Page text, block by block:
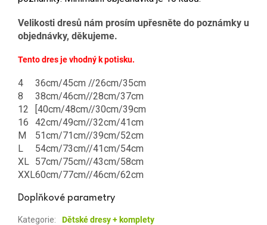
Velikosti dresů nám prosím upřesněte do poznámky u
objednávky, děkujeme.
Tento dres je vhodný k potisku.
4
36cm/45cm //26cm/35cm
8
38cm/46cm//28cm/37cm
12
[40cm/48cm//30cm/39cm
16
42cm/49cm//32cm/41cm
M
51cm/71cm//39cm/52cm
L
54cm/73cm//41cm/54cm
XL 57cm/75cm//43cm/58cm
XXL60cm/77cm//46cm/62cm
Doplňkové parametry
Kategorie:
Dětské dresy + komplety